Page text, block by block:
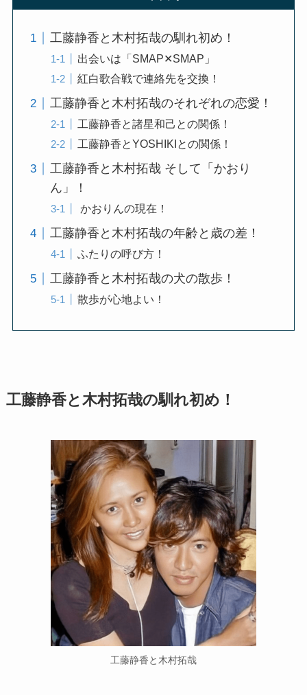
工藤静香と木村拓哉の馴れ初め！
出会いは「SMAP✕SMAP」
紅白歌合戦で連絡先を交換！
工藤静香と木村拓哉のそれぞれの恋愛！
工藤静香と諸星和己との関係！
工藤静香とYOSHIKIとの関係！
工藤静香と木村拓哉 そして「かおり
ん」！
かおりんの現在！
工藤静香と木村拓哉の年齢と歳の差！
ふたりの呼び方！
工藤静香と木村拓哉の犬の散歩！
散歩が心地よい！
工藤静香と木村拓哉の馴れ初め！
工藤静香と木村拓哉